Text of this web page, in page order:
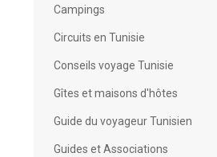
Campings
Circuits en Tunisie
Conseils voyage Tunisie
Gîtes et maisons d'hôtes
Guide du voyageur Tunisien
Guides et Associations